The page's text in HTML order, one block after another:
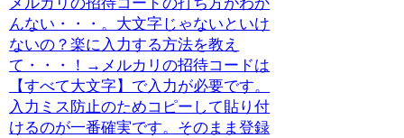
んない・・・。大文字じゃないといけ
ないの？楽に入力する方法を教え
て・・・！→メルカリの招待コードは
【すべて大文字】で入力が必要です。
入力ミス防止のためコピーして貼り付
けるのが一番確実です。そのまま登録